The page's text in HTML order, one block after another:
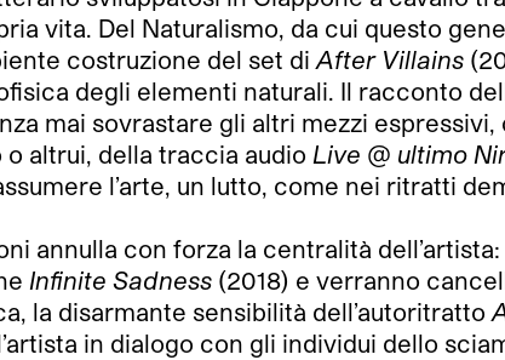
vita. Del Naturalismo, da cui questo
costruzione del set di After Villains
degli elementi naturali. Il racconto
mai sovrastare gli altri mezzi espressivi,
o altrui, della traccia audio Live @ ultimo
l’arte, un lutto, come nei ritratti
annulla con forza la centralità
Infinite Sadness (2018) e verranno
la disarmante sensibilità dell’autoritratto
in dialogo con gli individui dello